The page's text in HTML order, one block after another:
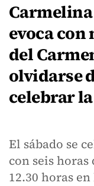
evoca
del
olvidarse
celebrar
El sábado se
con seis
12.30 horas